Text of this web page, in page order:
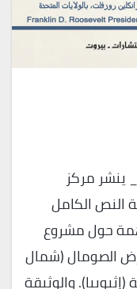
ينشر مركز
النص الكامل
حول مشروع
الصومال (شمال
والوثيقة